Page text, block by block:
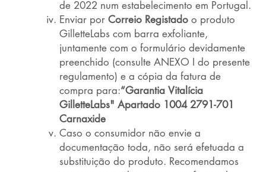
de 2022 num estabelecimento em Portugal.
Enviar por Correio Registado o produto
GilletteLabs com barra exfoliante,
juntamente com o formulário devidamente
preenchido (consulte ANEXO I do presente
regulamento) e a cópia da fatura de
compra para:“Garantia Vitalícia
GilletteLabs" Apartado 1004 2791-701
Carnaxide
Caso o consumidor não envie a
documentação toda, não será efetuada a
substituição do produto. Recomendamos